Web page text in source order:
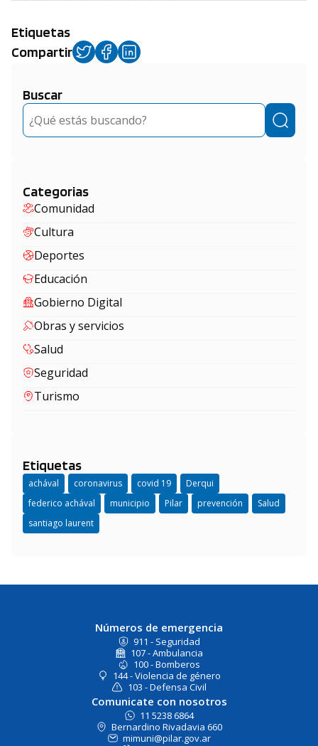
Etiquetas
Compartir
Buscar
Buscar
Categorias
Comunidad
Cultura
Deportes
Educación
Gobierno Digital
Obras y servicios
Salud
Seguridad
Turismo
Etiquetas
achával coronavirus covid 19
Derqui
federico achával
municipio Pilar prevención
Salud
santiago laurent
Números de emergencia
911 - Seguridad
107 - Ambulancia
100 - Bomberos
144 - Violencia de género
103 - Defensa Civil
Comunicate con nosotros
11 5238 6864
Bernardino Rivadavia 660
mimuni@pilar.gov.ar